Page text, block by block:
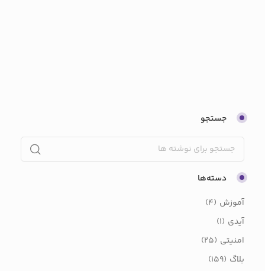
جستجو
دسته‌ها
آموزش (4)
آیدی (1)
امنیتی (25)
بلاگ (159)